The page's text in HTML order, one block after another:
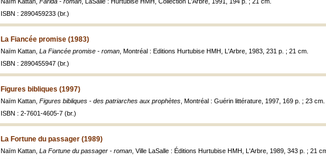
ISBN : 2890459233 (br.)
La Fiancée promise (1983)
Naïm Kattan, La Fiancée promise - roman , Montréal : Editions Hurtubise HMH, L'Arbre, 1983, 231 p. ; 21 cm.
ISBN : 2890455947 (br.)
Figures bibliques (1997)
Naïm Kattan, Figures bibliques - des patriarches aux prophètes , Montréal : Guérin littérature, 1997, 169 p. ; 23 cm.
ISBN : 2-7601-4605-7 (br.)
La Fortune du passager (1989)
Naïm Kattan, La Fortune du passager - roman , Ville LaSalle : Éditions Hurtubise HMH, L'Arbre, 1989, 343 p. ; 21